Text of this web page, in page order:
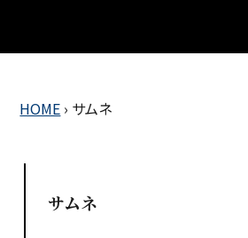
HOME › サムネ
サムネ